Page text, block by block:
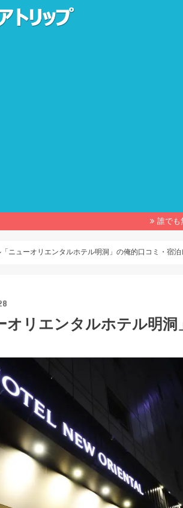
誰でも
「ニューオリエンタルホテル明洞」の俺的口コミ・宿泊
オリエンタルホテル明洞